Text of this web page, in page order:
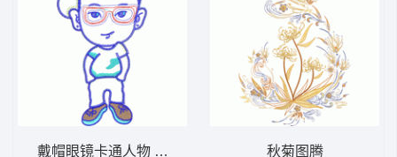
戴帽眼镜卡通人物 贴布人物公仔 秋菊图腾